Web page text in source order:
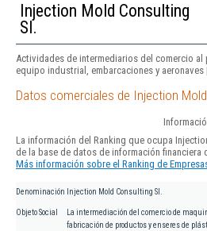
Injection Mold Consulting
Sl.
Actividades de intermediarios del comercio al
equipo industrial, embarcaciones y aeronaves
Datos comerciales de Injection
La información del Ranking que ocupa
de la base de datos de información financiera
Más información sobre el Ranking de
Denominación Injection Mold Consulting Sl.
Objeto Social
La intermediación del comercio de
fabricación de productos y enseres de